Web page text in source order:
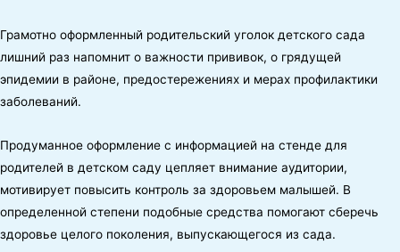
Грамотно оформленный родительский уголок детского сада
лишний раз напомнит о важности прививок, о грядущей
эпидемии в районе, предостережениях и мерах профилактики
заболеваний.
Продуманное оформление с информацией на стенде для
родителей в детском саду цепляет внимание аудитории,
мотивирует повысить контроль за здоровьем малышей. В
определенной степени подобные средства помогают сберечь
здоровье целого поколения, выпускающегося из сада.